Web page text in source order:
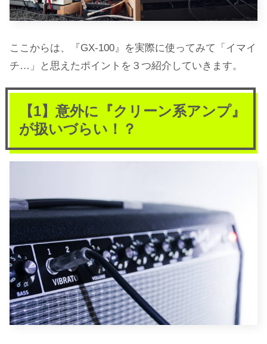
ここからは、『GX-100』を実際に使ってみて「イマイ
チ…」と思えたポイントを３つ紹介していきます。
【1】意外に『クリーン系アンプ』
が扱いづらい！？